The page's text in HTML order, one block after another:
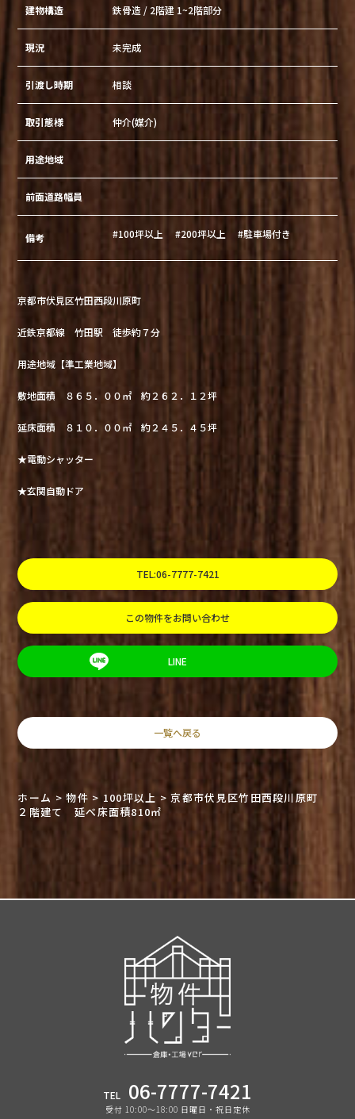
建物構造 鉄骨造 / 2階建 1~2階部分
現況 未完成
引渡し時期 相談
取引態様 仲介(媒介)
用途地域
前面道路幅員
備考 #100坪以上 #200坪以上 #駐車場付き
京都市伏見区竹田西段川原町
近鉄京都線 竹田駅 徒歩約７分
用途地域【準工業地域】
敷地面積 ８６５．００㎡ 約２６２．１２坪
延床面積 ８１０．００㎡ 約２４５．４５坪
★電動シャッター
★玄関自動ドア
TEL:06-7777-7421
この物件をお問い合わせ
LINE
一覧へ戻る
ホーム >物件 > 100坪以上 >京都市伏見区竹田西段川原町
２階建て 延べ床面積810㎡
TEL 06-7777-7421
受付 10:00〜18:00 日曜日・祝日定休